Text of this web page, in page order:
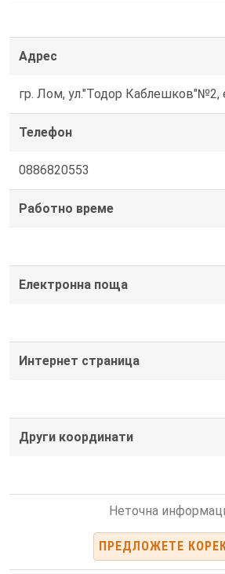
Адрес
гр. Лом, ул."Тодор Каблешков"№2,
Телефон
0886820553
Работно време
Електронна поща
Интернет страница
Други координати
Неточна
ПРЕДЛОЖЕТЕ